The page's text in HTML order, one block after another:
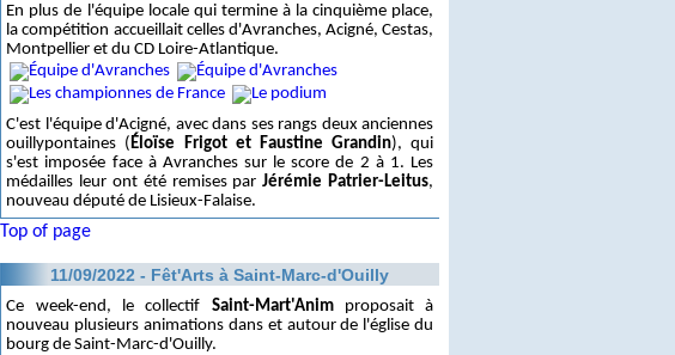
En plus de l'équipe locale qui termine à la cinquième place,
la compétition accueillait celles d'Avranches, Acigné, Cestas,
Montpellier et du CD Loire-Atlantique.
C'est l'équipe d'Acigné, avec dans ses rangs deux anciennes
ouillypontaines (Éloïse Frigot et Faustine Grandin), qui
s'est imposée face à Avranches sur le score de 2 à 1. Les
médailles leur ont été remises parJérémie Patrier-Leitus,
nouveau député de Lisieux-Falaise.
Top of page
11/09/2022 - Fêt'Arts à Saint-Marc-d'Ouilly
Ce week-end, le collectif Saint-Mart'Animproposait à
nouveau plusieurs animations dans et autour de l'église du
bourg de Saint-Marc-d'Ouilly.